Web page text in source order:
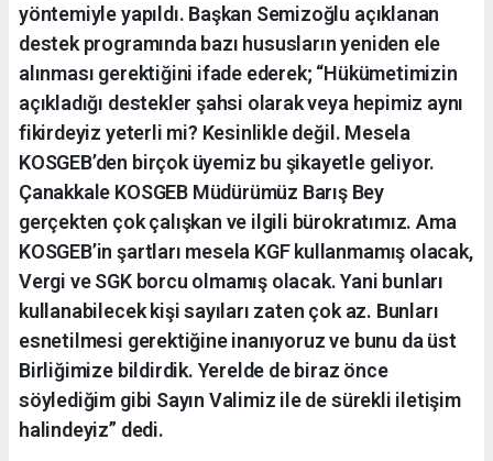
yöntemiyle yapıldı. Başkan Semizoğlu açıklanan
destek programında bazı hususların yeniden ele
alınması gerektiğini ifade ederek; “Hükümetimizin
açıkladığı destekler şahsi olarak veya hepimiz aynı
fikirdeyiz yeterli mi? Kesinlikle değil. Mesela
KOSGEB’den birçok üyemiz bu şikayetle geliyor.
Çanakkale KOSGEB Müdürümüz Barış Bey
gerçekten çok çalışkan ve ilgili bürokratımız. Ama
KOSGEB’in şartları mesela KGF kullanmamış olacak,
Vergi ve SGK borcu olmamış olacak. Yani bunları
kullanabilecek kişi sayıları zaten çok az. Bunları
esnetilmesi gerektiğine inanıyoruz ve bunu da üst
Birliğimize bildirdik. Yerelde de biraz önce
söylediğim gibi Sayın Valimiz ile de sürekli iletişim
halindeyiz” dedi.